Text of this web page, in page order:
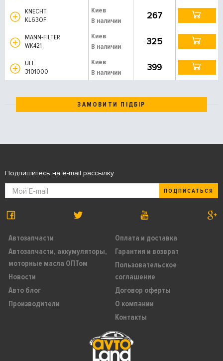
KNECHT
KL63OF
Киев
В наличии
267
MANN-FILTER
WK421
Киев
В наличии
325
UFI
3101000
Киев
В наличии
399
ЗАМОВИТИ ПІДБІР
Автозапчасти
Автозапчасти, аккумуляторы,
моторные масла ОПТом
Новости
Авто блог
Производители
Оплата и доставка
Гарантия и возврат
Пользовательское
соглашение
Договор оферты
О компании
Контакты
Подпишитесь на e-mail рассылку
ПОДПИСАТЬСЯ